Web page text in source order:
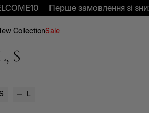
замовлення зі знижкою 10%!
CollectionSale
S
L